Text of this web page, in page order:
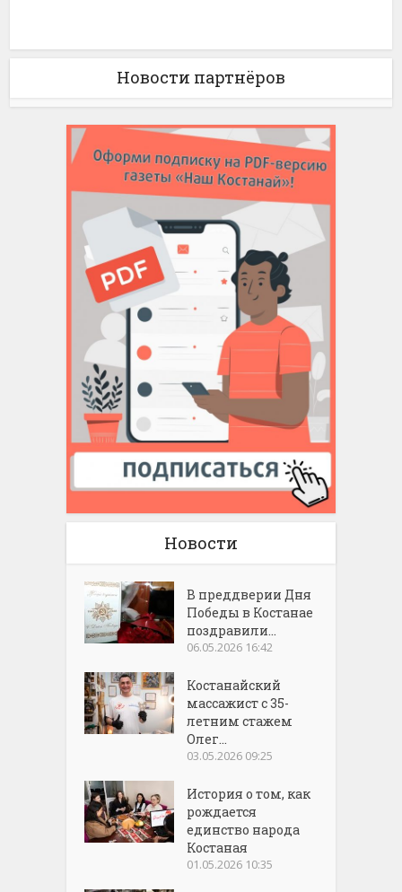
Новости партнёров
Новости
В преддверии Дня
Победы в Костанае
поздравили...
06.05.2026 16:42
Костанайский
массажист с 35-
летним стажем
Олег...
03.05.2026 09:25
История о том, как
рождается
единство народа
Костаная
01.05.2026 10:35